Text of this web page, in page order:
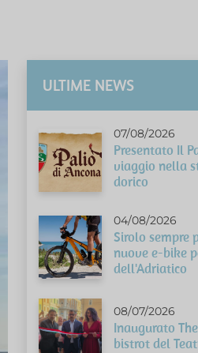
ULTIME NEWS
07/08/2026
Presentato Il
viaggio nella
dorico
04/08/2026
Sirolo sempre
nuove e-bike
dell'Adriatico
08/07/2026
Inaugurato
bistrot del